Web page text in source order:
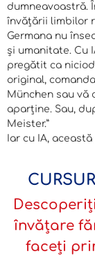
dumneavoastră.
învățării limbilor
Germana nu
și umanitate. Cu
pregătit ca
original,
München sau vă
aparține. Sau,
Meister.”
Iar cu IA,
învățare
faceți